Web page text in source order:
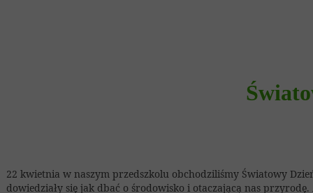
22 kwietnia w naszym przedszkolu obchodziliśmy Światowy
dowiedziały się jak dbać o środowisko i otaczającą nas